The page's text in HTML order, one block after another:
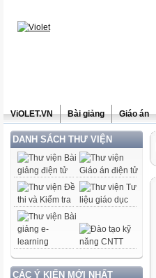
ViOLET.VN Bài giảng Giáo án
DANH SÁCH THƯ VIỆN
CÁC Ý KIẾN MỚI NHẤT